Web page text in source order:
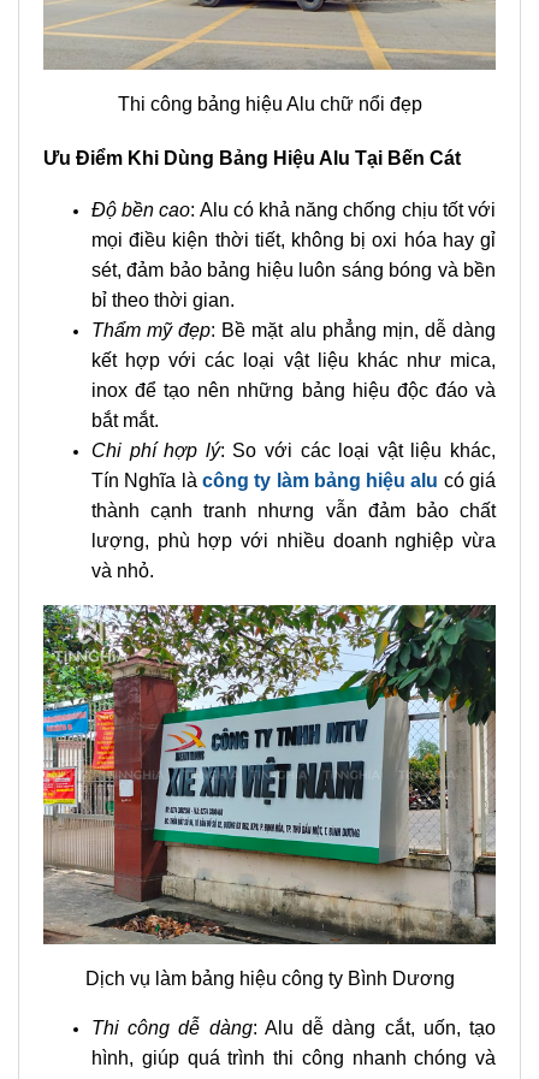
Thi công bảng hiệu Alu chữ nổi đẹp
Ưu Điểm Khi Dùng Bảng Hiệu Alu Tại Bến Cát
Độ bền cao: Alu có khả năng chống chịu tốt với
mọi điều kiện thời tiết, không bị oxi hóa hay gỉ
sét, đảm bảo bảng hiệu luôn sáng bóng và bền
bỉ theo thời gian.
Thẩm mỹ đẹp: Bề mặt alu phẳng mịn, dễ dàng
kết hợp với các loại vật liệu khác như mica,
inox để tạo nên những bảng hiệu độc đáo và
bắt mắt.
Chi phí hợp lý: So với các loại vật liệu khác,
Tín Nghĩa là công ty làm bảng hiệu alu có giá
thành cạnh tranh nhưng vẫn đảm bảo chất
lượng, phù hợp với nhiều doanh nghiệp vừa
và nhỏ.
Dịch vụ làm bảng hiệu công ty Bình Dương
Thi công dễ dàng: Alu dễ dàng cắt, uốn, tạo
hình, giúp quá trình thi công nhanh chóng và